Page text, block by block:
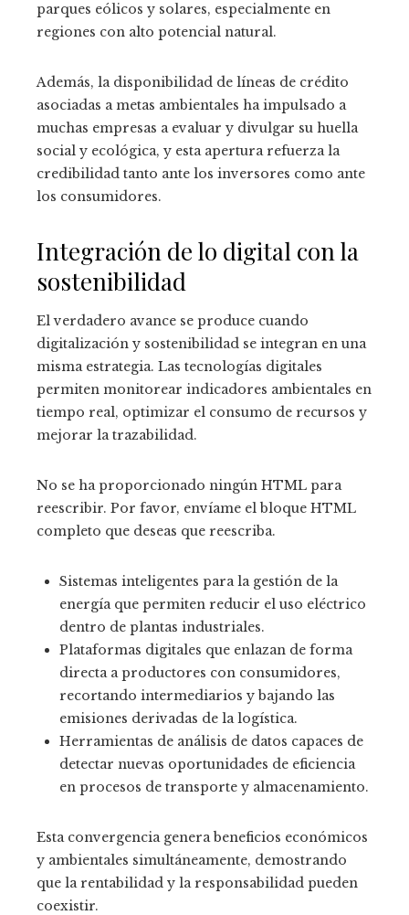
parques eólicos y solares, especialmente en
regiones con alto potencial natural.
Además, la disponibilidad de líneas de crédito
asociadas a metas ambientales ha impulsado a
muchas empresas a evaluar y divulgar su huella
social y ecológica, y esta apertura refuerza la
credibilidad tanto ante los inversores como ante
los consumidores.
Integración de lo digital con la
sostenibilidad
El verdadero avance se produce cuando
digitalización y sostenibilidad se integran en una
misma estrategia. Las tecnologías digitales
permiten monitorear indicadores ambientales en
tiempo real, optimizar el consumo de recursos y
mejorar la trazabilidad.
No se ha proporcionado ningún HTML para
reescribir. Por favor, envíame el bloque HTML
completo que deseas que reescriba.
Sistemas inteligentes para la gestión de la
energía que permiten reducir el uso eléctrico
dentro de plantas industriales.
Plataformas digitales que enlazan de forma
directa a productores con consumidores,
recortando intermediarios y bajando las
emisiones derivadas de la logística.
Herramientas de análisis de datos capaces de
detectar nuevas oportunidades de eficiencia
en procesos de transporte y almacenamiento.
Esta convergencia genera beneficios económicos
y ambientales simultáneamente, demostrando
que la rentabilidad y la responsabilidad pueden
coexistir.